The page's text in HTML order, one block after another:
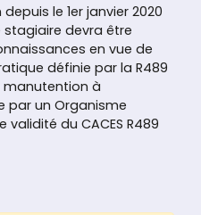
le 1er janvier 2020
stagiaire devra être
en vue de
définie par la R489
à
par un Organisme
du CACES R489
des accidents et